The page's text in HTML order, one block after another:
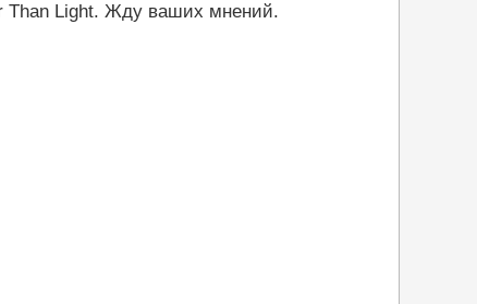
Than Light. Жду ваших мнений.